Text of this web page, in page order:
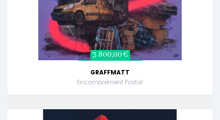
3 800,00 €
GRAFFMATT
Encombrement Postal